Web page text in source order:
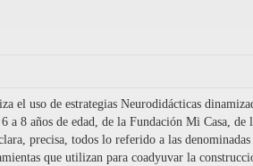
el uso de estrategias Neurodidácticas
a 8 años de edad, de la Fundación Mi Casa,
precisa, todos lo referido a las
que utilizan para coadyuvar la